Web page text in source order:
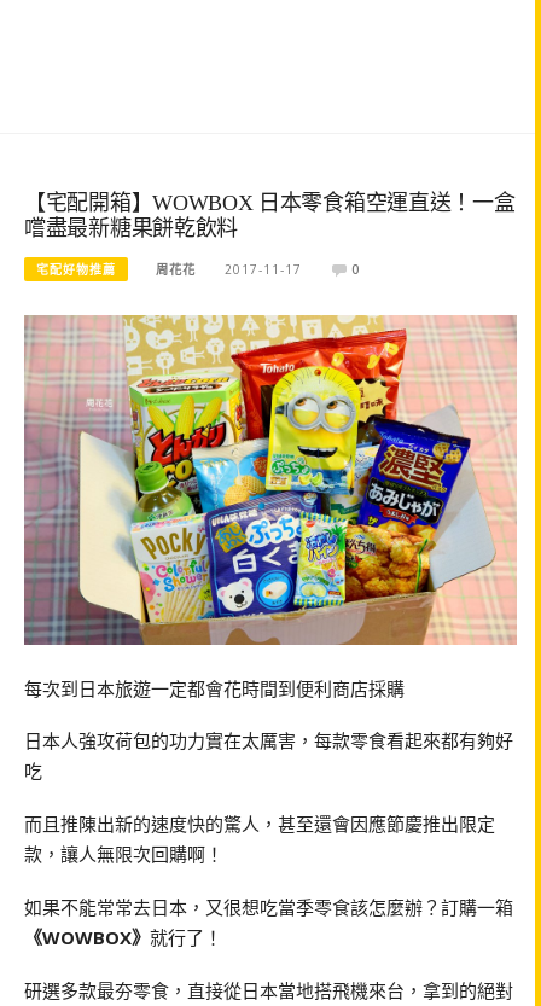
【宅配開箱】WOWBOX 日本零食箱空運直送！一盒
嚐盡最新糖果餅乾飲料
宅配好物推薦 周花花 2017-11-17 0
每次到日本旅遊一定都會花時間到便利商店採購
日本人強攻荷包的功力實在太厲害，每款零食看起來都有夠好
吃
而且推陳出新的速度快的驚人，甚至還會因應節慶推出限定
款，讓人無限次回購啊！
如果不能常常去日本，又很想吃當季零食該怎麼辦？訂購一箱
《WOWBOX》 就行了！
研選多款最夯零食，直接從日本當地搭飛機來台，拿到的絕對